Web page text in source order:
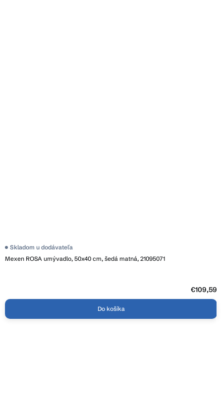
Mexen ROSA umývadlo, 50x40 cm, šedá matná, 21095071
Skladom u dodávateľa
€109,59
Do košíka